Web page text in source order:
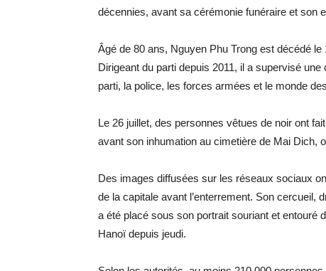
décennies, avant sa cérémonie funéraire et son
Âgé de 80 ans, Nguyen Phu Trong est décédé
Dirigeant du parti depuis 2011, il a supervisé
parti, la police, les forces armées et le monde
Le 26 juillet, des personnes vêtues de noir ont
avant son inhumation au cimetière de Mai Dich,
Des images diffusées sur les réseaux sociaux
de la capitale avant l’enterrement. Son cercueil,
a été placé sous son portrait souriant et entouré
Hanoï depuis jeudi.